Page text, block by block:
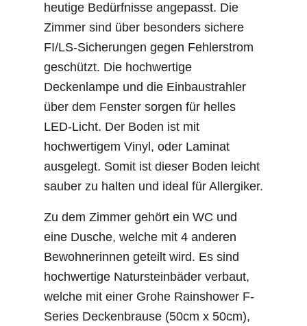
heutige Bedürfnisse angepasst. Die
Zimmer sind über besonders sichere
FI/LS-Sicherungen gegen Fehlerstrom
geschützt. Die hochwertige
Deckenlampe und die Einbaustrahler
über dem Fenster sorgen für helles
LED-Licht. Der Boden ist mit
hochwertigem Vinyl, oder Laminat
ausgelegt. Somit ist dieser Boden leicht
sauber zu halten und ideal für Allergiker.
Zu dem Zimmer gehört ein WC und
eine Dusche, welche mit 4 anderen
Bewohnerinnen geteilt wird. Es sind
hochwertige Natursteinbäder verbaut,
welche mit einer Grohe Rainshower F-
Series Deckenbrause (50cm x 50cm),